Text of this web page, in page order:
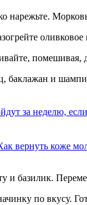
нарежьте.
помешивая,
баклажан и
за неделю,
вернуть коже
и базилик.
по вкусу.